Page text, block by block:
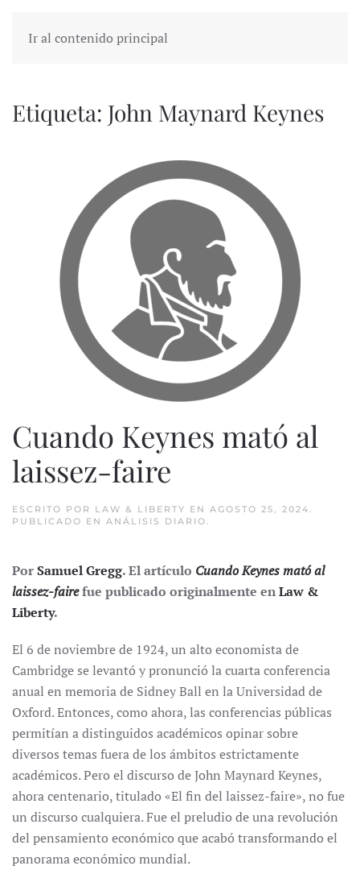
Ir al contenido principal
Etiqueta: John Maynard Keynes
Cuando Keynes mató al
laissez-faire
ESCRITO POR LAW & LIBERTY EN AGOSTO 25, 2024.
PUBLICADO EN ANÁLISIS DIARIO.
PorSamuel Gregg. El artículo Cuando Keynes mató al
laissez-fairefue publicado originalmente enLaw &
Liberty.
El 6 de noviembre de 1924, un alto economista de
Cambridge se levantó y pronunció la cuarta conferencia
anual en memoria de Sidney Ball en la Universidad de
Oxford. Entonces, como ahora, las conferencias públicas
permitían a distinguidos académicos opinar sobre
diversos temas fuera de los ámbitos estrictamente
académicos. Pero el discurso de John Maynard Keynes,
ahora centenario, titulado «El fin del laissez-faire», no fue
un discurso cualquiera. Fue el preludio de una revolución
del pensamiento económico que acabó transformando el
panorama económico mundial.